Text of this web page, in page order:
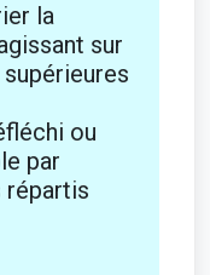
la
sur
ou
par
répartis